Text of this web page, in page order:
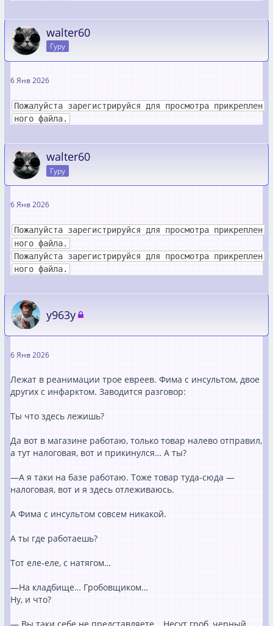
walter60
Гуру
6 Янв 2026
Пожалуйста зарегистрируйся для просмотра прикреплен
ного файла.
walter60
Гуру
6 Янв 2026
Пожалуйста зарегистрируйся для просмотра прикреплен
ного файла.
Пожалуйста зарегистрируйся для просмотра прикреплен
ного файла.
y963y
6 Янв 2026
Лежат в реанимации трое евреев. Фима с инсультом, двое
других с инфарктом. Заводится разговор:
Ты что здесь лежишь?
Да вот в магазине работаю, только товар налево отправил,
а тут налоговая, вот и прикинулся… А ты?
—А я таки на базе работаю. Тоже товар туда-сюда —
налоговая, вот и я здесь отлеживаюсь.
А Фима с инсультом совсем никакой.
А ты где работаешь?
Тот еле-еле, с натягом…
—На кладбище… Гробовщиком…
Ну, и что?